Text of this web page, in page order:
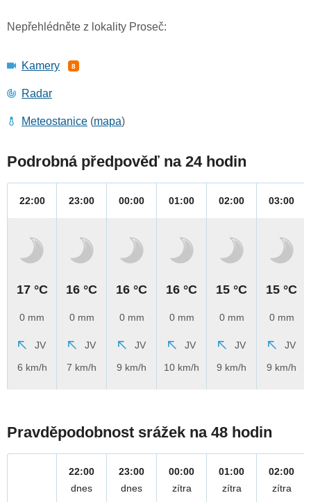
Nepřehlédněte z lokality Proseč:
Kamery 8
Radar
Meteostanice (mapa)
Podrobná předpověď na 24 hodin
22:00
17 °C
0 mm
JV
6 km/h
23:00
16 °C
0 mm
JV
7 km/h
00:00
16 °C
0 mm
JV
9 km/h
01:00
16 °C
0 mm
JV
10 km/h
02:00
15 °C
0 mm
JV
9 km/h
03:00
15 °C
0 mm
JV
9 km/h
Pravděpodobnost srážek na 48 hodin
22:00
dnes
23:00
dnes
00:00
zítra
01:00
zítra
02:00
zítra